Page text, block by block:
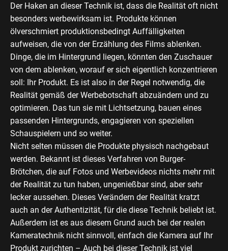
Der Haken an dieser Technik ist, dass die Realität oft nicht
besonders werbewirksam ist. Produkte können
ölverschmiert produktionsbedingt Auffälligkeiten
aufweisen, die von der Erzählung des Films ablenken.
Dinge, die im Hintergrund liegen, könnten den Zuschauer
von dem ablenken, worauf er sich eigentlich konzentrieren
soll: Ihr Produkt. Es ist also in der Regel notwendig, die
Realität gemäß der Werbebotschaft abzuändern und zu
optimieren. Das tun sie mit Lichtsetzung, bauen eines
passenden Hintergrunds, engagieren von speziellen
Schauspielern und so weiter.
Nicht selten müssen die Produkte physisch nachgebaut
werden. Bekannt ist dieses Verfahren von Burger-
Brötchen, die auf Fotos und Werbevideos nichts mehr mit
der Realität zu tun haben, ungenießbar sind, aber sehr
lecker aussehen. Dieses Verändern der Realität kratzt
auch an der Authentizität, für die diese Technik beliebt ist.
Außerdem ist es aus diesem Grund auch bei der realen
Kameratechnik nicht sinnvoll, einfach die Kamera auf Ihr
Produkt zurichten – Auch bei dieser Technik ist viel